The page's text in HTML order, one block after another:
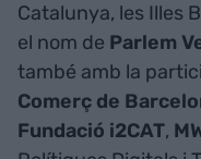
Catalunya, les Illes
el nom de Parlem
també amb la
Comerç de
Fundació i2CAT,